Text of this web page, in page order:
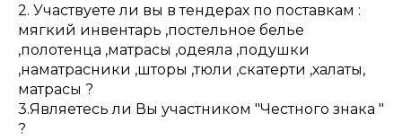
2. Участвуете ли вы в тендерах по поставкам :
мягкий инвентарь ,постельное белье
,полотенца ,матрасы ,одеяла ,подушки
,наматрасники ,шторы ,тюли ,скатерти ,халаты,
матрасы ?
3.Являетесь ли Вы участником "Честного знака "
?